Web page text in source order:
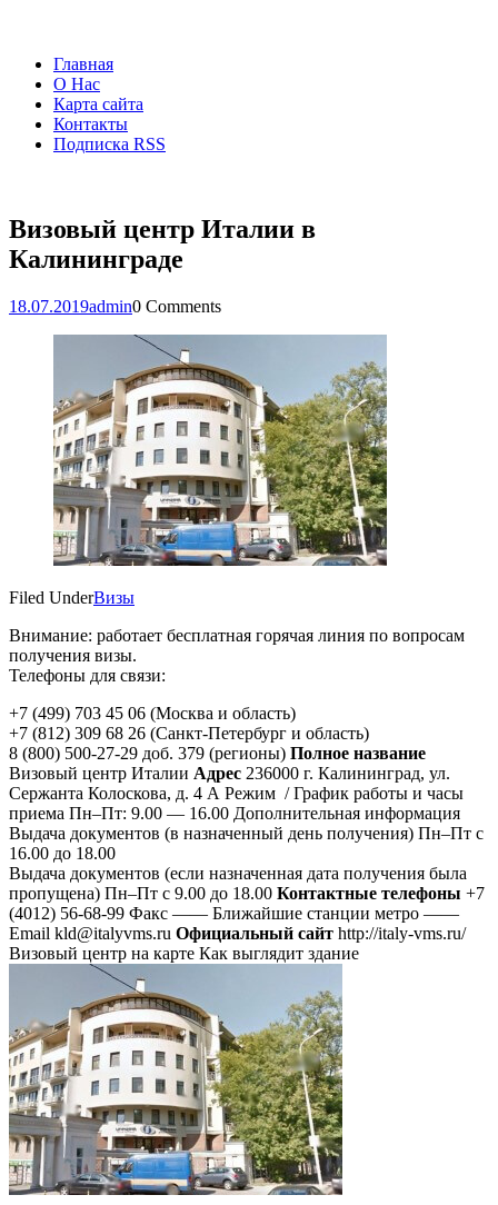
Главная
О Нас
Карта сайта
Контакты
Подписка RSS
Визовый центр Италии в
Калининграде
18.07.2019admin0 Comments
Filed UnderВизы
Внимание: работает бесплатная горячая линия по вопросам
получения визы.
Телефоны для связи:
+7 (499) 703 45 06 (Москва и область)
+7 (812) 309 68 26 (Санкт-Петербург и область)
8 (800) 500-27-29 доб. 379 (регионы) Полное название
Визовый центр Италии Адрес 236000 г. Калининград, ул.
Сержанта Колоскова, д. 4 А Режим / График работы и часы
приема Пн–Пт: 9.00 — 16.00 Дополнительная информация
Выдача документов (в назначенный день получения) Пн–Пт с
16.00 до 18.00
Выдача документов (если назначенная дата получения была
пропущена) Пн–Пт с 9.00 до 18.00 Контактные телефоны +7
(4012) 56-68-99 Факс —— Ближайшие станции метро ——
Email kld@italyvms.ru Официальный сайт http://italy-vms.ru/
Визовый центр на карте Как выглядит здание